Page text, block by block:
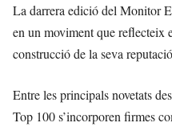
La darrera edició del Monitor
en un moviment que reflecteix
construcció de la seva
Entre les principals novetats
Top 100 s’incorporen firmes